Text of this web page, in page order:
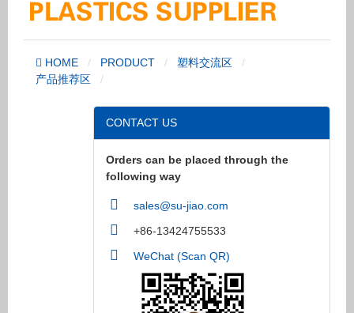
HOME PRODUCT
塑料交流区
产品推荐区
CONTACT US
Orders can be placed through the
following way
sales@su-jiao.com
+86-13424755533
WeChat (Scan QR)